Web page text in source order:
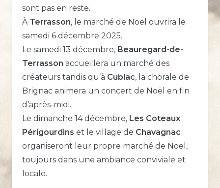
sont pas en reste.
À Terrasson, le marché de Noël ouvrira le
samedi 6 décembre 2025.
Le samedi 13 décembre, Beauregard-de-
Terrasson accueillera un marché des
créateurs tandis qu’à Cublac, la chorale de
Brignac animera un concert de Noël en fin
d’après-midi.
Le dimanche 14 décembre, Les Coteaux
Périgourdins et le village de Chavagnac
organiseront leur propre marché de Noël,
toujours dans une ambiance conviviale et
locale.